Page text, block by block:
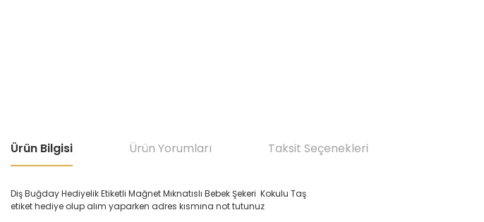
Ürün Bilgisi Ürün Yorumları Taksit Seçenekleri
Diş Buğday Hediyelik Etiketli Mağnet Mıknatıslı Bebek Şekeri Kokulu Taş
etiket hediye olup alım yaparken adres kısmına not tutunuz